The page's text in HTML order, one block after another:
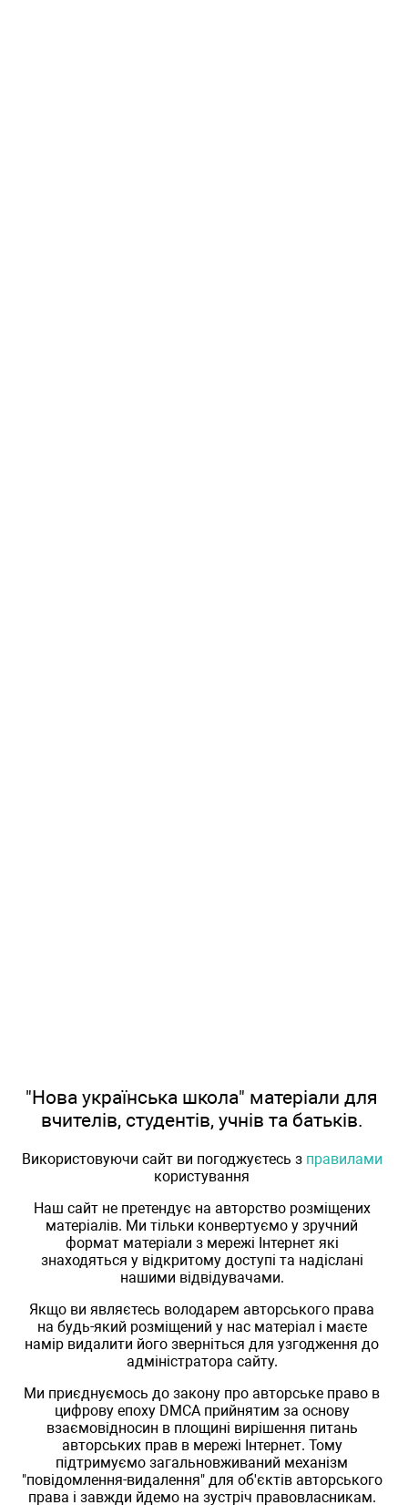
"Нова українська школа" матеріали для
вчителів, студентів, учнів та батьків.
Використовуючи сайт ви погоджуєтесь з правилами
користування
Наш сайт не претендує на авторство розміщених
матеріалів. Ми тільки конвертуємо у зручний
формат матеріали з мережі Інтернет які
знаходяться у відкритому доступі та надіслані
нашими відвідувачами.
Якщо ви являєтесь володарем авторського права
на будь-який розміщений у нас матеріал і маєте
намір видалити його зверніться для узгодження до
адміністратора сайту.
Ми приєднуємось до закону про авторське право в
цифрову епоху DMCA прийнятим за основу
взаємовідносин в площині вирішення питань
авторських прав в мережі Інтернет. Тому
підтримуємо загальновживаний механізм
"повідомлення-видалення" для об'єктів авторського
права і завжди йдемо на зустріч правовласникам.